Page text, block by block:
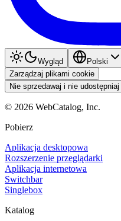
Wygląd
Polski
Zarządzaj plikami cookie
Nie sprzedawaj i nie
© 2026 WebCatalog, Inc.
Pobierz
Aplikacja desktopowa
Rozszerzenie przeglądarki
Aplikacja internetowa
Switchbar
Singlebox
Katalog